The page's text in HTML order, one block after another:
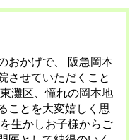
おかげで、
阪急岡本
させていただくこと
灘区、憧れの岡本地
ことを大変嬉しく思
生かしお子様からご